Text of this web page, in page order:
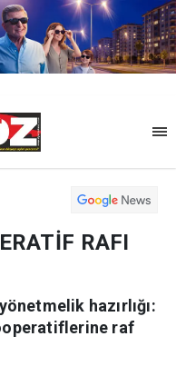
RAFI
hazırlığı:
raf